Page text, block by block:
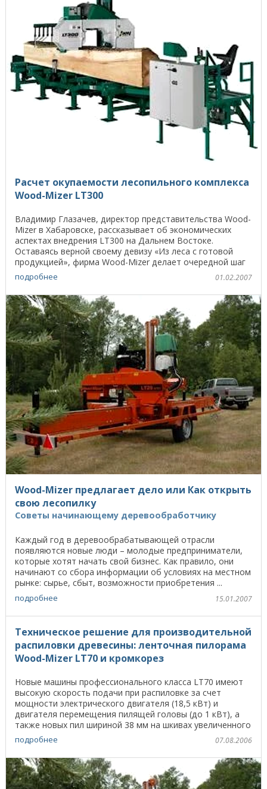
Расчет окупаемости лесопильного комплекса
Wood-Mizer LT300
Владимир Глазачев, директор представительства Wood-
Mizer в Хабаровске, рассказывает об экономических
аспектах внедрения LT300 на Дальнем Востоке.
Оставаясь верной своему девизу «Из леса с готовой
продукцией», фирма Wood-Mizer делает очередной шаг
подробнее 01.02.2007
Wood-Mizer предлагает дело или Как открыть
свою лесопилку
Советы начинающему деревообработчику
Каждый год в деревообрабатывающей отрасли
появляются новые люди – молодые предприниматели,
которые хотят начать свой бизнес. Как правило, они
начинают со сбора информации об условиях на местном
рынке: сырье, сбыт, возможности приобретения ...
подробнее 15.01.2007
Техническое решение для производительной
распиловки древесины: ленточная пилорама
Wood-Mizer LT70 и кромкорез
Новые машины профессионального класса LT70 имеют
высокую скорость подачи при распиловке за счет
мощности электрического двигателя (18,5 кВт) и
двигателя перемещения пилящей головы (до 1 кВт), а
также новых пил шириной 38 мм на шкивах увеличенного
подробнее 07.08.2006